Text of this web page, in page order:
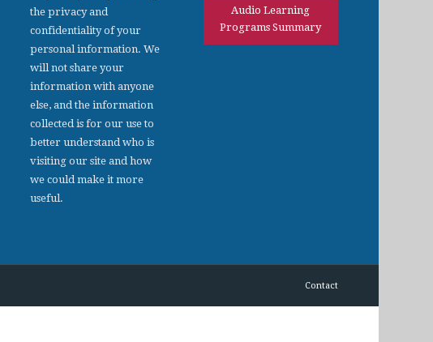
the privacy and
confidentiality of your
personal information. We
will not share your
information with anyone
else, and the information
collected is for our use to
better understand who is
visiting our site and how
we could make it more
useful.
Audio Learning
Programs Summary
Contact